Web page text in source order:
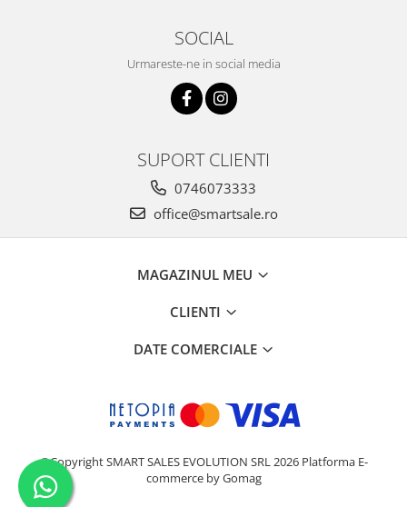
SOCIAL
Urmareste-ne in social media
SUPORT CLIENTI
0746073333
office@smartsale.ro
MAGAZINUL MEU
CLIENTI
DATE COMERCIALE
©Copyright SMART SALES EVOLUTION SRL 2026 Platforma E-
commerce by Gomag